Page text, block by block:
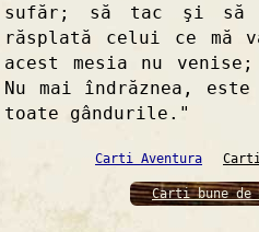
sufăr; să tac şi să
răsplată celui ce mă
acest mesia nu
Nu mai îndrăznea,
toate gândurile."
Carti Aventura
Carti bune